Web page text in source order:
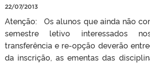
22/07/2013
Atenção: Os alunos que ainda não
semestre letivo interessados
transferência e re-opção deverão
da inscrição, as ementas das